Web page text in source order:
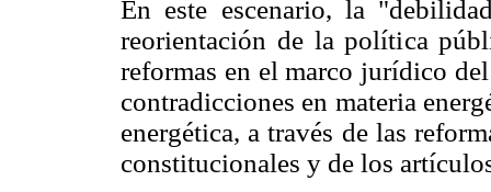
En este escenario, la
reorientación de la política
reformas en el marco jurídico
contradicciones en materia
energética, a través de las
constitucionales y de los